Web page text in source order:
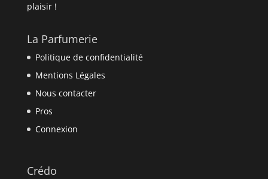
plaisir !
La Parfumerie
Politique de confidentialité
Mentions Légales
Nous contacter
Pros
Connexion
Crédo